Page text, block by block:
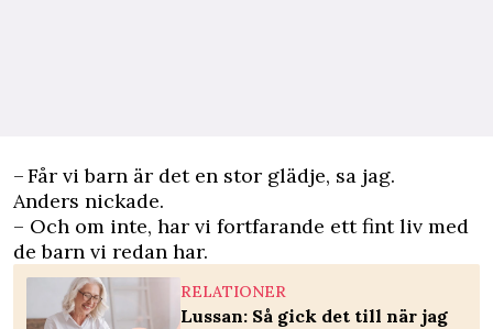
– Får vi barn är det en stor glädje, sa jag.
Anders nickade.
– Och om inte, har vi fortfarande ett fint liv med
de barn vi redan har.
RELATIONER
Lussan: Så gick det till när jag